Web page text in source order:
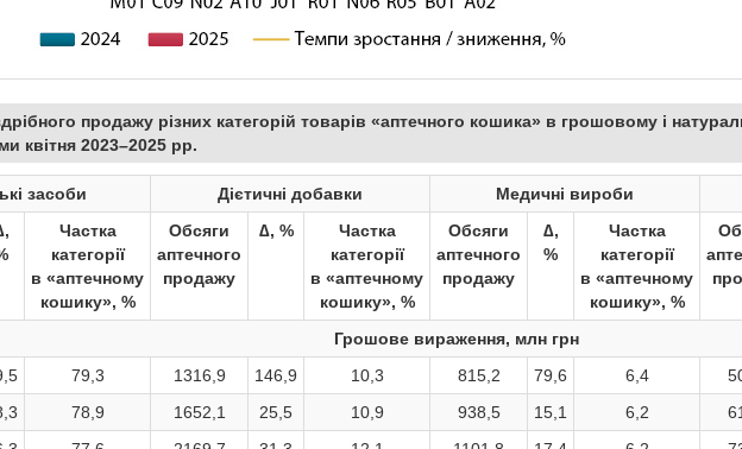
продажу різних категорій товарів «аптечного кошика» в грошовому і
квітня 2023–2025 рр.
засоби Дієтичні добавки
Медичні вироби
Частка
категорії
в «аптечному
кошику», %
Обсяги
аптечного
продажу
∆, %
Частка
категорії
в «аптечному
кошику», %
Обсяги
аптечного
продажу
∆,
%
Частка
категорії
в «аптечному
кошику», %
Грошове вираження, млн грн
79,3 1316,9 146,9 10,3 815,2 79,6 6,4
78,9 1652,1 25,5 10,9 938,5 15,1 6,2